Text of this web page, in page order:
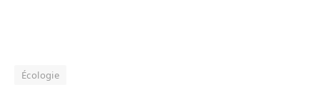
Écologie